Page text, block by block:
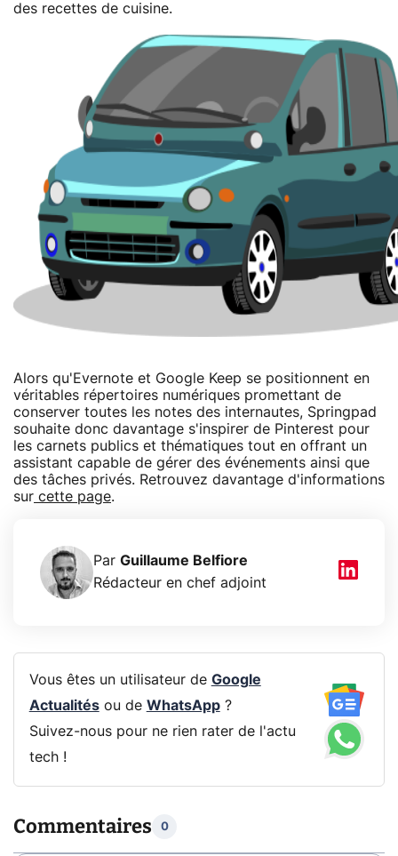
des recettes de cuisine.
Alors qu'Evernote et Google Keep se positionnent en
véritables répertoires numériques promettant de
conserver toutes les notes des internautes, Springpad
souhaite donc davantage s'inspirer de Pinterest pour
les carnets publics et thématiques tout en offrant un
assistant capable de gérer des événements ainsi que
des tâches privés. Retrouvez davantage d'informations
sur cette page.
Par Guillaume Belfiore
Rédacteur en chef adjoint
Vous êtes un utilisateur de Google
Actualitésou de WhatsApp?
Suivez-nous pour ne rien rater de l'actu
tech !
Commentaires 0